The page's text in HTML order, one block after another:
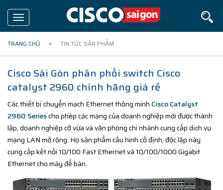
Toggle
navigation
TRANG CHỦ TIN TỨC SẢN PHẨM
Cisco Sài Gòn phân phối switch Cisco
catalyst 2960 chính hãng giá rẻ
Các thiết bị chuyển mạch Ethernet thông minh Cisco Catalyst
2960 Seriescho phép các mạng của doanh nghiệp mới được thành
lập, doanh nghiệp cỡ vừa và văn phòng chi nhánh cung cấp dịch vụ
mạng LAN mở rộng. Họ sản phẩm cấu hình cố định, độc lập này
cung cấp kết nối 10/100 Fast Ethernet và 10/100/1000 Gigabit
Ethernet cho máy để bàn.